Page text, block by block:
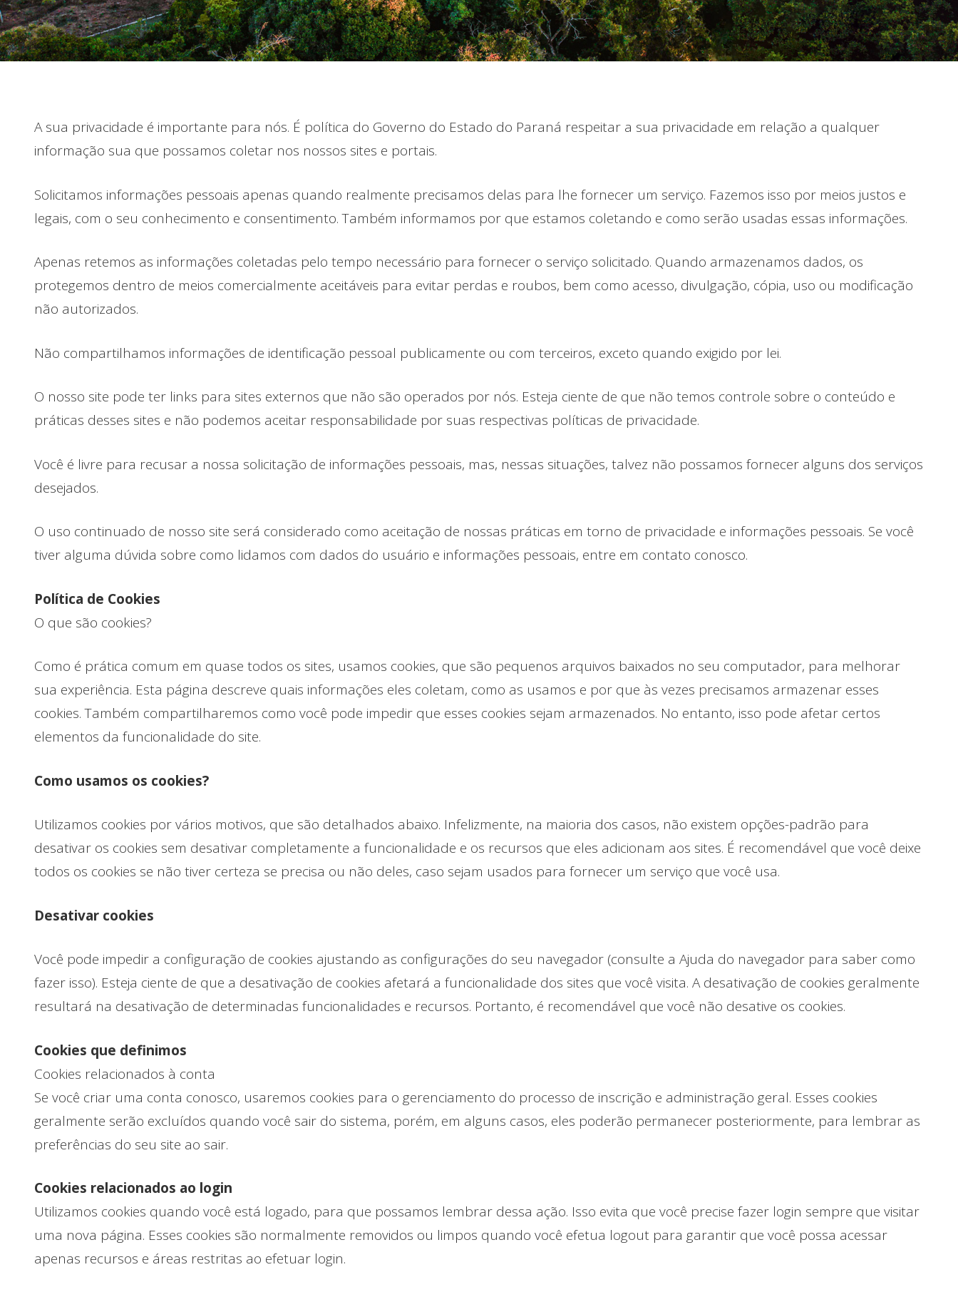
A sua privacidade é importante para nós. É política do Governo do Estado do Paraná respeitar a sua privacidade em relação a qualquer
informação sua que possamos coletar nos nossos sites e portais.
Solicitamos informações pessoais apenas quando realmente precisamos delas para lhe fornecer um serviço. Fazemos isso por meios justos e
legais, com o seu conhecimento e consentimento. Também informamos por que estamos coletando e como serão usadas essas informações.
Apenas retemos as informações coletadas pelo tempo necessário para fornecer o serviço solicitado. Quando armazenamos dados, os
protegemos dentro de meios comercialmente aceitáveis ​​para evitar perdas e roubos, bem como acesso, divulgação, cópia, uso ou modificação
não autorizados.
Não compartilhamos informações de identificação pessoal publicamente ou com terceiros, exceto quando exigido por lei.
O nosso site pode ter links para sites externos que não são operados por nós. Esteja ciente de que não temos controle sobre o conteúdo e
práticas desses sites e não podemos aceitar responsabilidade por suas respectivas políticas de privacidade.
Você é livre para recusar a nossa solicitação de informações pessoais, mas, nessas situações, talvez não possamos fornecer alguns dos serviços
desejados.
O uso continuado de nosso site será considerado como aceitação de nossas práticas em torno de privacidade e informações pessoais. Se você
tiver alguma dúvida sobre como lidamos com dados do usuário e informações pessoais, entre em contato conosco.
Política de Cookies
O que são cookies?
Como é prática comum em quase todos os sites, usamos cookies, que são pequenos arquivos baixados no seu computador, para melhorar
sua experiência. Esta página descreve quais informações eles coletam, como as usamos e por que às vezes precisamos armazenar esses
cookies. Também compartilharemos como você pode impedir que esses cookies sejam armazenados. No entanto, isso pode afetar certos
elementos da funcionalidade do site.
Como usamos os cookies?
Utilizamos cookies por vários motivos, que são detalhados abaixo. Infelizmente, na maioria dos casos, não existem opções-padrão para
desativar os cookies sem desativar completamente a funcionalidade e os recursos que eles adicionam aos sites. É recomendável que você deixe
todos os cookies se não tiver certeza se precisa ou não deles, caso sejam usados ​​para fornecer um serviço que você usa.
Desativar cookies
Você pode impedir a configuração de cookies ajustando as configurações do seu navegador (consulte a Ajuda do navegador para saber como
fazer isso). Esteja ciente de que a desativação de cookies afetará a funcionalidade dos sites que você visita. A desativação de cookies geralmente
resultará na desativação de determinadas funcionalidades e recursos. Portanto, é recomendável que você não desative os cookies.
Cookies que definimos
Cookies relacionados à conta
Se você criar uma conta conosco, usaremos cookies para o gerenciamento do processo de inscrição e administração geral. Esses cookies
geralmente serão excluídos quando você sair do sistema, porém, em alguns casos, eles poderão permanecer posteriormente, para lembrar as
preferências do seu site ao sair.
Cookies relacionados ao login
Utilizamos cookies quando você está logado, para que possamos lembrar dessa ação. Isso evita que você precise fazer login sempre que visitar
uma nova página. Esses cookies são normalmente removidos ou limpos quando você efetua logout para garantir que você possa acessar
apenas recursos e áreas restritas ao efetuar login.